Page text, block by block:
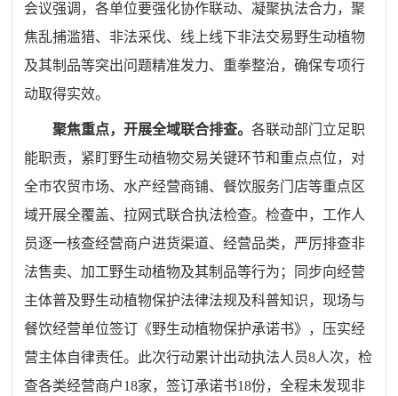
会议强调，各单位要强化协作联动、凝聚执法合力，聚
焦乱捕滥猎、非法采伐、线上线下非法交易野生动植物
及其制品等突出问题精准发力、重拳整治，确保专项行
动取得实效。
聚焦重点，开展全域联合排查。各联动部门立足职
能职责，紧盯野生动植物交易关键环节和重点点位，对
全市农贸市场、水产经营商铺、餐饮服务门店等重点区
域开展全覆盖、拉网式联合执法检查。检查中，工作人
员逐一核查经营商户进货渠道、经营品类，严厉排查非
法售卖、加工野生动植物及其制品等行为；同步向经营
主体普及野生动植物保护法律法规及科普知识，现场与
餐饮经营单位签订《野生动植物保护承诺书》，压实经
营主体自律责任。此次行动累计出动执法人员8人次，检
查各类经营商户18家，签订承诺书18份，全程未发现非